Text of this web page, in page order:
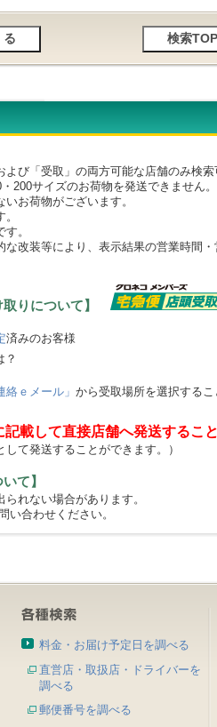
び「受取」の両方可能な店舗のみ検索
サイズのお荷物を発送できません。
お荷物がございます。
。
改装等により、表示結果の営業時間
取りについて】
済みのお客様
？
絡ｅメール」 から受取場所を選択するこ
載して直接店舗へ発送すること
して発送することができます。）
て】
れない場合があります。
い合わせください。
料金・お届け予定日を調べる
直営店・取扱店・ドライバーを
調べる
郵便番号を調べる